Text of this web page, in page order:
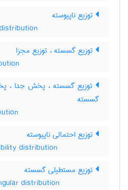
توزیع ناپیوسته
توزیع گسسته ، توزیع مجزا
توزیع گسسته ، پخش جدا ،
گسسته
توزیع احتمالی ناپیوسته
distribution
توزیع مستطیلی گسسته
distribution